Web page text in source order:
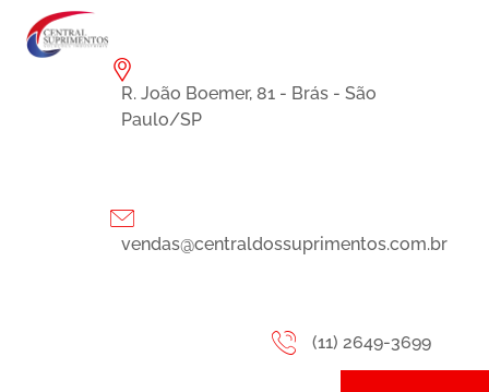
R. João Boemer, 81 - Brás - São
Paulo/SP
vendas@centraldossuprimentos.com.br
(11) 2649-3699